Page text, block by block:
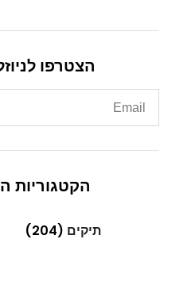
הצטרפו
הקטגוריות
תיקים (204)